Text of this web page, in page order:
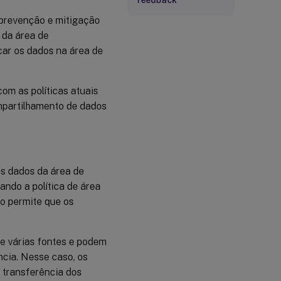
e mitigação
área de
os dados na área de
as políticas atuais
de dados
dados da área de
a política de área
permite que os
várias fontes e podem
Nesse caso, os
transferência dos